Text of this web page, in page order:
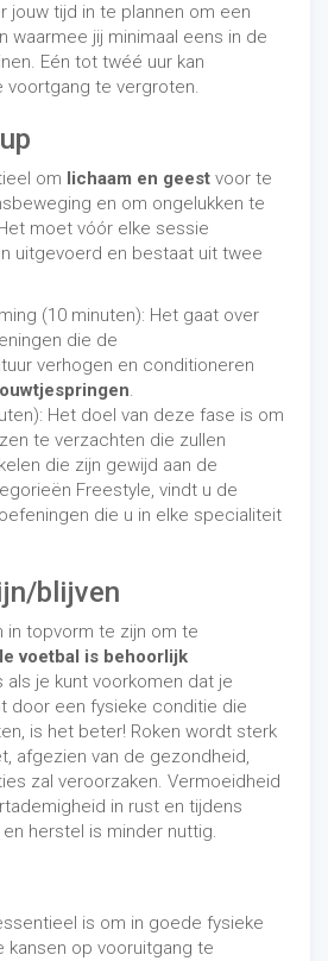
jouw tijd in te plannen om een
waarmee jij minimaal eens in de
Eén tot twéé uur kan
voortgang te vergroten.
om lichaam en geest voor te
en om ongelukken te
moet vóór elke sessie
uitgevoerd en bestaat uit twee
(10 minuten): Het gaat over
die de
verhogen en conditioneren
.
Het doel van deze fase is om
te verzachten die zullen
die zijn gewijd aan de
Freestyle, vindt u de
die u in elke specialiteit
blijven
in topvorm te zijn om te
voetbal is behoorlijk
als je kunt voorkomen dat je
door een fysieke conditie die
is het beter! Roken wordt sterk
afgezien van de gezondheid,
zal veroorzaken. Vermoeidheid
in rust en tijdens
herstel is minder nuttig.
is om in goede fysieke
kansen op vooruitgang te